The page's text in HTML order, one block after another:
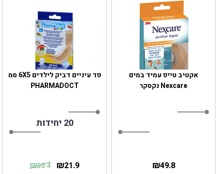
פד עיניים דביק לילדים 6X5 סמ
PHARMADOCT
20 יחידות
21.9
₪
30.4
₪
אקטיב טייפ עמיד במים
Nexcare נקסקר
49.8
₪